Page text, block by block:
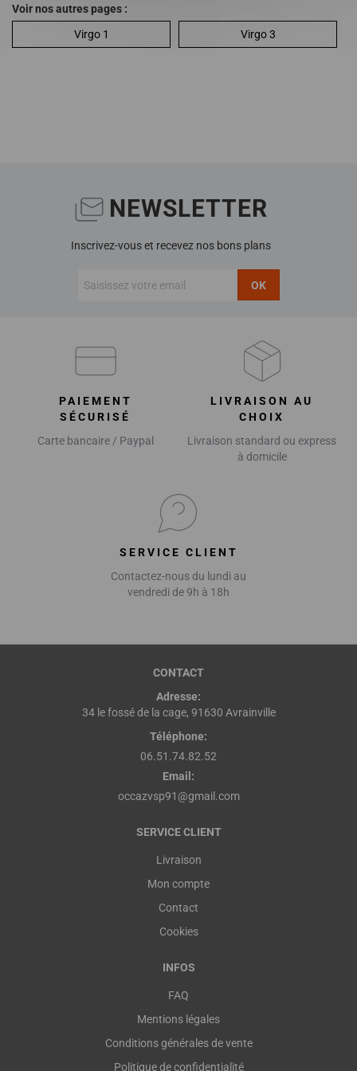
Voir nos autres pages :
Virgo 1
Virgo 3
NEWSLETTER
Inscrivez-vous et recevez nos bons plans
OK
PAIEMENT
SÉCURISÉ
Carte bancaire / Paypal
LIVRAISON AU
CHOIX
Livraison standard ou express
à domicile
SERVICE CLIENT
Contactez-nous du lundi au
vendredi de 9h à 18h
CONTACT
Adresse:
34 le fossé de la cage, 91630 Avrainville
Téléphone:
06.51.74.82.52
Email:
occazvsp91@gmail.com
SERVICE CLIENT
Livraison
Mon compte
Contact
Cookies
INFOS
FAQ
Mentions légales
Conditions générales de vente
Politique de confidentialité